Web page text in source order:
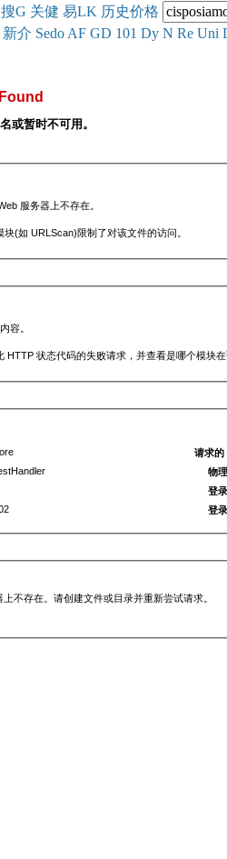
搜G 关健 易LK 历史价格
新介 Sedo AF GD 101 Dy N Re Uni